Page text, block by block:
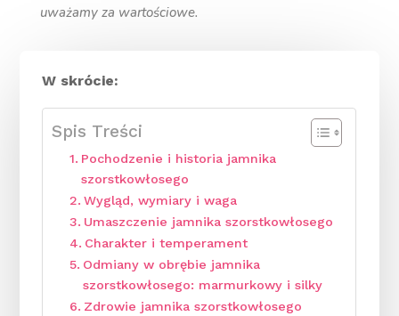
uważamy za wartościowe.
W skrócie:
Spis Treści
Pochodzenie i historia jamnika
szorstkowłosego
Wygląd, wymiary i waga
Umaszczenie jamnika szorstkowłosego
Charakter i temperament
Odmiany w obrębie jamnika
szorstkowłosego: marmurkowy i silky
Zdrowie jamnika szorstkowłosego